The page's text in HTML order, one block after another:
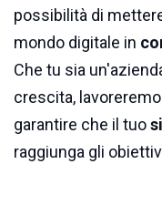
possibilità di
mondo digitale in
Che tu sia
crescita,
garantire che il tuo
raggiunga gli